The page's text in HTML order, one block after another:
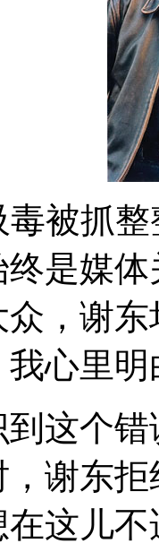
毒被抓
是媒
，谢
心里
这个
谢东
这儿